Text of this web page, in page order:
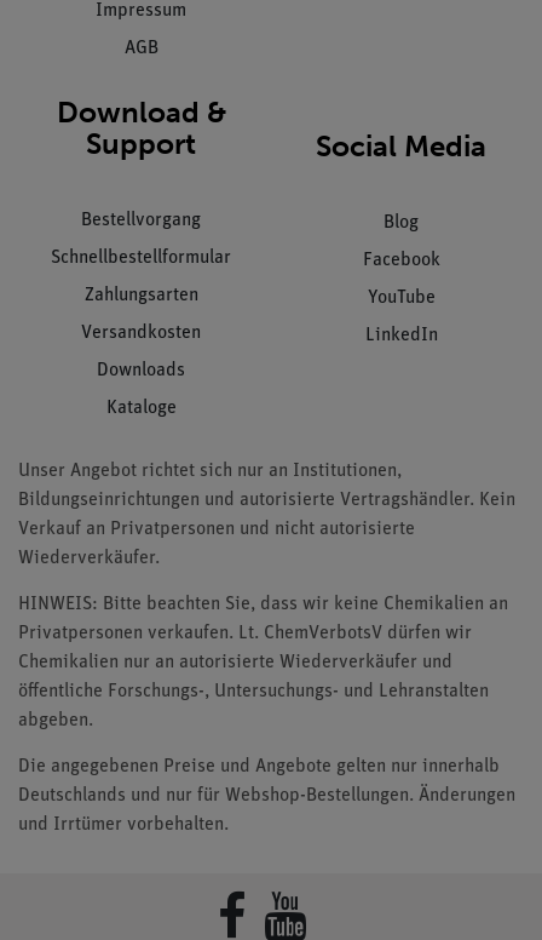
Impressum
AGB
Download &
Support
Bestellvorgang
Schnellbestellformular
Zahlungsarten
Versandkosten
Downloads
Kataloge
Social Media
Blog
Facebook
YouTube
LinkedIn
Unser Angebot richtet sich nur an Institutionen,
Bildungseinrichtungen und autorisierte Vertragshändler. Kein
Verkauf an Privatpersonen und nicht autorisierte
Wiederverkäufer.
HINWEIS: Bitte beachten Sie, dass wir keine Chemikalien an
Privatpersonen verkaufen. Lt. ChemVerbotsV dürfen wir
Chemikalien nur an autorisierte Wiederverkäufer und
öffentliche Forschungs-, Untersuchungs- und Lehranstalten
abgeben.
Die angegebenen Preise und Angebote gelten nur innerhalb
Deutschlands und nur für Webshop-Bestellungen. Änderungen
und Irrtümer vorbehalten.